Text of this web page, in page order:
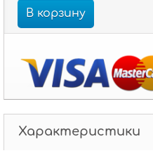
В корзину
Характеристики